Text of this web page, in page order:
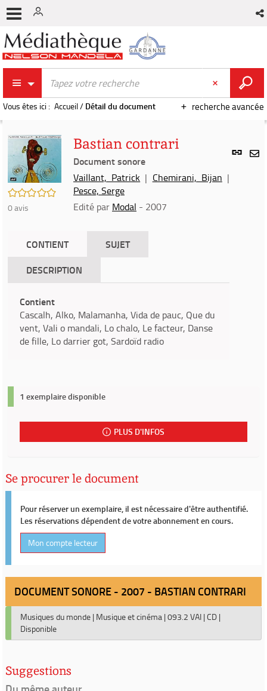
recherche avancée
Vous êtes ici : Accueil/ Détail du document
Lien
/5
0avis
Bastian contrari
Document sonore
Vaillant, Patrick | Chemirani, Bijan |
Pesce, Serge
Edité par Modal - 2007
CONTIENT
SUJET
DESCRIPTION
Contient
Cascalh, Alko, Malamanha, Vida de pauc, Que du
vent, Vali o mandali, Lo chalo, Le facteur, Danse
de fille, Lo darrier got, Sardoïd radio
1 exemplaire disponible
PLUS D'INFOS
Se procurer le document
Pour réserver un exemplaire, il est nécessaire d'être authentifié.
Les réservations dépendent de votre abonnement en cours.
Mon compte lecteur
DOCUMENT SONORE - 2007 - BASTIAN CONTRARI
Musiques du monde | Musique et cinéma | 093.2 VAI | CD |
Disponible
Suggestions